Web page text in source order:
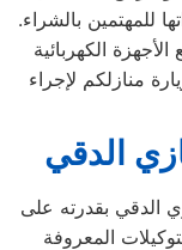
للمهتمين بالشراء.
الكهربائية
منازلكم لإجراء
الدقي
الدقي بقدرته على
المعروفة